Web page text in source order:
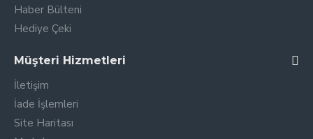
Haber Bülteni
Hediye Çeki
Müşteri Hizmetleri
İletişim
İade İşlemleri
Site Haritası